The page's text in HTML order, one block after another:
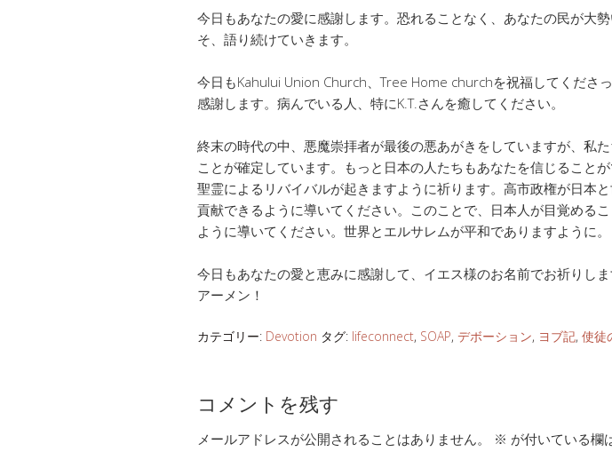
今日もあなたの愛に感謝します。恐れることなく、あなたの民が大
そ、語り続けていきます。
今日もKahului Union Church、Tree Home churchを祝福してくださ
感謝します。病んでいる人、特にK.T.さんを癒してください。
終末の時代の中、悪魔崇拝者が最後の悪あがきをしていますが、私
ことが確定しています。もっと日本の人たちもあなたを信じること
聖霊によるリバイバルが起きますように祈ります。高市政権が日本
貢献できるように導いてください。このことで、日本人が目覚める
ように導いてください。世界とエルサレムが平和でありますように。
今日もあなたの愛と恵みに感謝して、イエス様のお名前でお祈りしま
アーメン！
カテゴリー: Devotion タグ: lifeconnect, SOAP, デボーション, ヨブ記, 使徒
コメントを残す
メールアドレスが公開されることはありません。 ※ が付いている欄